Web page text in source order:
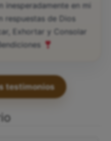
inesperadamente en mi
respuestas de Dios
Exhortar y Consolar
testimonios